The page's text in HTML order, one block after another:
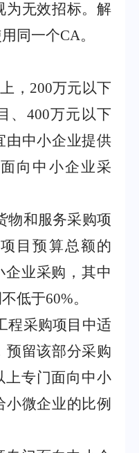
为无效招标。解
同一个CA。
， 200万元以下
、 400万元以下
由中小企业提供
向中小企业采
物和服务采购项
目预算总额的
企业采购，其中
低于60%。
程采购项目中适
预留该部分采购
上专门面向中小
微企业的比例